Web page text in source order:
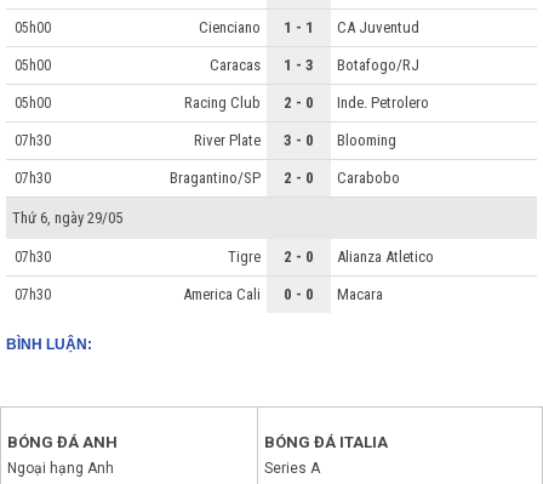
05h00 Cienciano 1 - 1 CA Juventud
05h00 Caracas 1 - 3 Botafogo/RJ
05h00 Racing Club 2 - 0 Inde. Petrolero
07h30 River Plate 3 - 0 Blooming
07h30 Bragantino/SP 2 - 0 Carabobo
Thứ 6, ngày 29/05
07h30 Tigre 2 - 0 Alianza Atletico
07h30 America Cali 0 - 0 Macara
BÌNH LUẬN:
BÓNG ĐÁ ANH
Ngoại hạng Anh
BÓNG ĐÁ ITALIA
Series A